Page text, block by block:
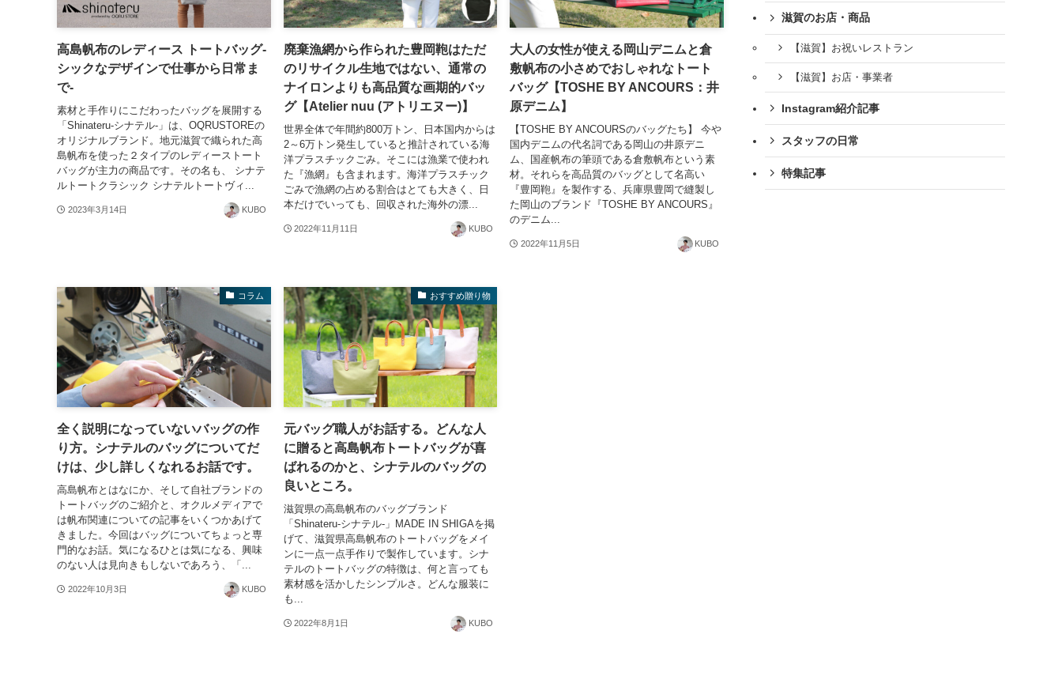
高島帆布のレディース トートバッグ-
シックなデザインで仕事から日常ま
で-
素材と手作りにこだわったバッグを展開する
「Shinateru-シナテル-」は、OQRUSTOREの
オリジナルブランド。地元滋賀で織られた高
島帆布を使った２タイプのレディーストート
バッグが主力の商品です。その名も、 シナテ
ルトートクラシック シナテルトートヴィ...
2023年3月14日 KUBO
廃棄漁網から作られた豊岡鞄はただ
のリサイクル生地ではない、通常の
ナイロンよりも高品質な画期的バッ
グ【Atelier nuu (アトリエヌー)】
世界全体で年間約800万トン、日本国内からは
2～6万トン発生していると推計されている海
洋プラスチックごみ。そこには漁業で使われ
た『漁網』も含まれます。海洋プラスチック
ごみで漁網の占める割合はとても大きく、日
本だけでいっても、回収された海外の漂...
2022年11月11日 KUBO
大人の女性が使える岡山デニムと倉
敷帆布の小さめでおしゃれなトート
バッグ【TOSHE BY ANCOURS：井
原デニム】
【TOSHE BY ANCOURSのバッグたち】 今や
国内デニムの代名詞である岡山の井原デニ
ム、国産帆布の筆頭である倉敷帆布という素
材。それらを高品質のバッグとして名高い
『豊岡鞄』を製作する、兵庫県豊岡で縫製し
た岡山のブランド『TOSHE BY ANCOURS』
のデニム...
2022年11月5日 KUBO
コラム
全く説明になっていないバッグの作
り方。シナテルのバッグについてだ
けは、少し詳しくなれるお話です。
高島帆布とはなにか、そして自社ブランドの
トートバッグのご紹介と、オクルメディアで
は帆布関連についての記事をいくつかあげて
きました。今回はバッグについてちょっと専
門的なお話。気になるひとは気になる、興味
のない人は見向きもしないであろう、「...
2022年10月3日 KUBO
おすすめ贈り物
元バッグ職人がお話する。どんな人
に贈ると高島帆布トートバッグが喜
ばれるのかと、シナテルのバッグの
良いところ。
滋賀県の高島帆布のバッグブランド
「Shinateru-シナテル-」MADE IN SHIGAを掲
げて、滋賀県高島帆布のトートバッグをメイ
ンに一点一点手作りで製作しています。シナ
テルのトートバッグの特徴は、何と言っても
素材感を活かしたシンプルさ。どんな服装に
も...
2022年8月1日 KUBO
滋賀のお店・商品
【滋賀】お祝いレストラン
【滋賀】お店・事業者
Instagram紹介記事
スタッフの日常
特集記事